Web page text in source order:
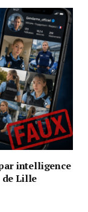
intelligence
de Lille